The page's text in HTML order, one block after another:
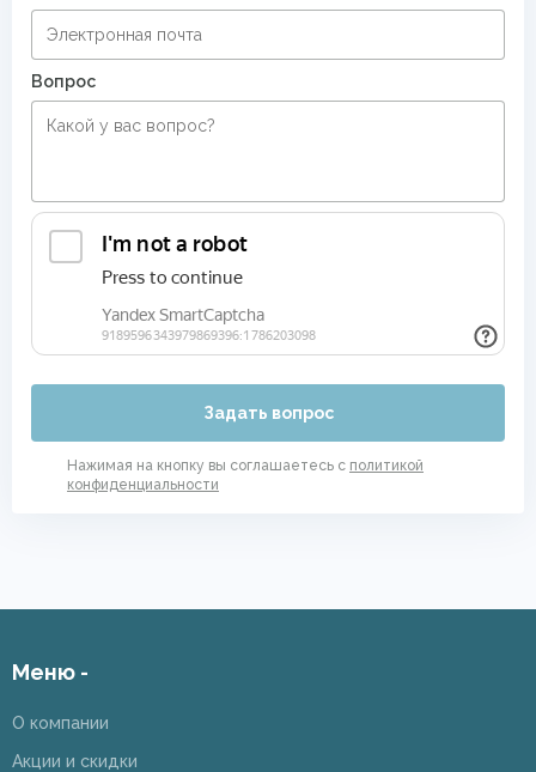
Вопрос
Задать вопрос
Нажимая на кнопку вы соглашаетесь с политикой
конфиденциальности
Меню -
О компании
Акции и скидки